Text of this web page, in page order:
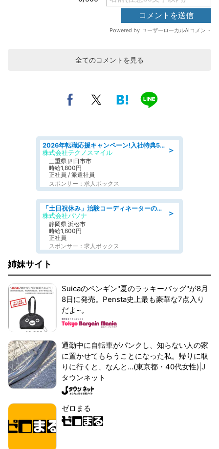
全てのコメントを見る
＞
2026年転職応援キャンペーン!入社特典58万円/デンソーで働こう!自動車工場で小型部品の検査業務 denso aichi
株式会社テクノスマイル
三重県 四日市市
時給1,800円
正社員 / 派遣社員
スポンサー：求人ボックス
＞
「土日祝休み」治験コーディネーターのお仕事/未経験OK
株式会社パソナ
静岡県 浜松市
時給1,600円
正社員
スポンサー：求人ボックス
姉妹サイト
Suicaのペンギン"夏のラッキーバッグ"が8月
8日に発売。Pensta史上最も豪華な7点入り
だよ~。
通勤中に自転車がパンクし、知らない人の家
に置かせてもらうことになった私。帰りに取
りに行くと、なんと...(東京都・40代女性)|J
タウンネット
ゼロまる